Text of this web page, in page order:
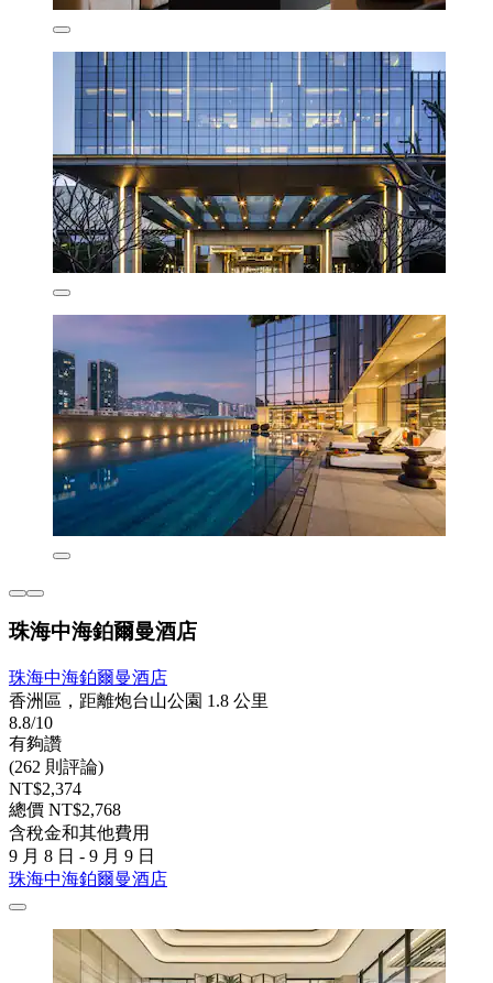
珠海中海鉑爾曼酒店
珠海中海鉑爾曼酒店
香洲區，距離炮台山公園 1.8 公里
8.8/10
有夠讚
(262 則評論)
NT$2,374
總價 NT$2,768
含稅金和其他費用
9 月 8 日 - 9 月 9 日
珠海中海鉑爾曼酒店